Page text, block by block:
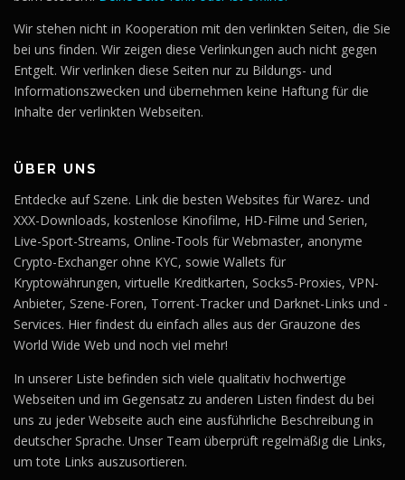
Wir stehen nicht in Kooperation mit den verlinkten Seiten, die Sie
bei uns finden. Wir zeigen diese Verlinkungen auch nicht gegen
Entgelt. Wir verlinken diese Seiten nur zu Bildungs- und
Informationszwecken und übernehmen keine Haftung für die
Inhalte der verlinkten Webseiten.
ÜBER UNS
Entdecke auf Szene. Link die besten Websites für Warez- und
XXX-Downloads, kostenlose Kinofilme, HD-Filme und Serien,
Live-Sport-Streams, Online-Tools für Webmaster, anonyme
Crypto-Exchanger ohne KYC, sowie Wallets für
Kryptowährungen, virtuelle Kreditkarten, Socks5-Proxies, VPN-
Anbieter, Szene-Foren, Torrent-Tracker und Darknet-Links und -
Services. Hier findest du einfach alles aus der Grauzone des
World Wide Web und noch viel mehr!
In unserer Liste befinden sich viele qualitativ hochwertige
Webseiten und im Gegensatz zu anderen Listen findest du bei
uns zu jeder Webseite auch eine ausführliche Beschreibung in
deutscher Sprache. Unser Team überprüft regelmäßig die Links,
um tote Links auszusortieren.